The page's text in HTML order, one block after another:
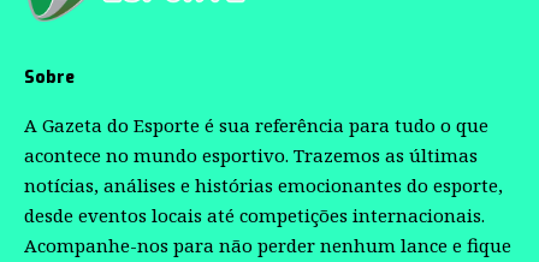
Sobre
A Gazeta do Esporte é sua referência para tudo o que
acontece no mundo esportivo. Trazemos as últimas
notícias, análises e histórias emocionantes do esporte,
desde eventos locais até competições internacionais.
Acompanhe-nos para não perder nenhum lance e fique